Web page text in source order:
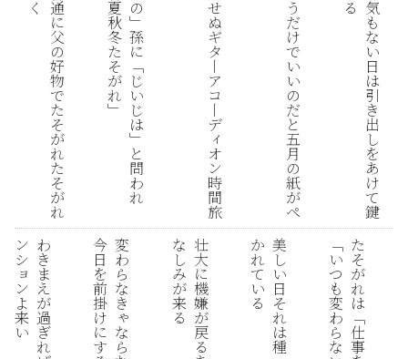
気
も
な
い
日
は
引
き
出
し
を
あ
け
て
鍵
る
う
だ
け
で
い
い
の
だ
と
五
月
の
紙
が
ペ
せ
ぬ
ギ
タ
丨
ア
コ
丨
デ
ィ
オ
ン
時
間
旅
の
﹂
孫
に
﹁
じ
い
じ
は
﹂
と
問
わ
れ
夏
秋
冬
た
そ
が
れ
﹂
通
に
父
の
好
物
で
た
そ
が
れ
た
そ
が
れ
く
た
そ
が
れ
は
﹁
仕
事
﹁
い
つ
も
変
わ
ら
な
美
し
い
日
そ
れ
は
種
か
れ
て
い
る
壮
大
に
機
嫌
が
戻
る
な
し
み
が
来
る
変
わ
ら
な
き
ゃ
な
ら
今
日
を
前
掛
け
に
す
わ
き
ま
え
が
過
ぎ
れ
ン
シ
ョ
ン
よ
来
い